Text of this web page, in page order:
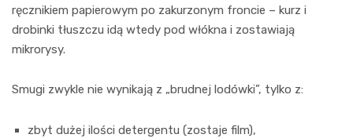
ręcznikiem papierowym po zakurzonym froncie – kurz i
drobinki tłuszczu idą wtedy pod włókna i zostawiają
mikrorysy.
Smugi zwykle nie wynikają z „brudnej lodówki”, tylko z:
zbyt dużej ilości detergentu (zostaje film),